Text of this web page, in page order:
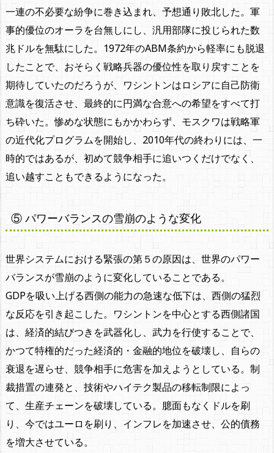
一連の不必要な紛争に巻き込まれ、予想通り敗北した。軍
事的優位のオーラを台無しにし、汎用部隊に投じられた数
兆ドルを無駄にした。1972年のABM条約から軽率にも脱退
したことで、おそらく戦略兵器の優位性を取り戻すことを
期待していたのだろうが、ワシントンはロシアに自己防衛
意識を復活させ、最終的に円満な合意への希望をすべて打
ち砕いた。惨めな状態にもかかわらず、モスクワは戦略軍
の近代化プログラムを開始し、2010年代の終わりには、一
時的ではあるが、初めて競争相手に追いつくだけでなく、
追い越すこともできるようになった。
⑤ パワーバランスの雪崩のような変化
世界システムにおける緊張の第５の原因は、世界のパワー
バランスが雪崩のように変化していることである。
GDPを吸い上げる西側の能力の急速な低下は、西側の猛烈
な反応を引き起こした。ワシントンを中心とする西側諸国
は、経済的結びつきを武器化し、武力を行使することで、
かつて特権的だった経済的・金融的地位を破壊し、自らの
衰退を遅らせ、競争相手に危害を加えようとしている。制
裁措置の連発と、技術やハイテク製品の移転制限によっ
て、生産チェーンを破壊している。臆面もなくドルを刷
り、今ではユーロを刷り、インフレを加速させ、公的債務
を増大させている。